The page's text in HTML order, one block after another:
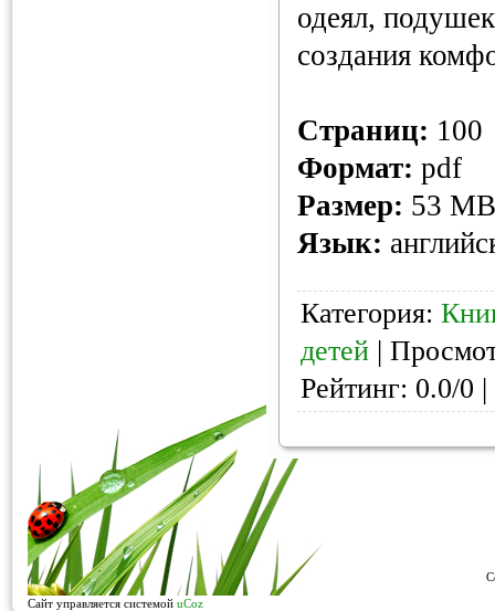
одеял,
создания
Страниц: 100
Формат: pdf
Размер: 53 MB
Язык:
Категория:
детей |
Рейтинг: 0.0/0 |
Сайт управляется системой uCoz